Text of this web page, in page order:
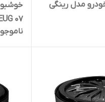
مدل رینگی
07 EUG